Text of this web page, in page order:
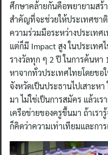
ศึกษาคล้ายกันคือพยายามสร้
สำคัญที่จะช่วยให้ประเทศชา
ความร่วมมือระหว่างประเทศ
แต่ก็มี Impact สูง ในประเท
รางวัลทุก ๆ 2 ปี ในการค้นหา
หาจากทั่วประเทศไทยโดยขอ
จังหวัดเป็นประธานไปเสาะห
มา ไม่ใช่เป็นการสมัคร แล้วเร
เครือข่ายของครูขึ้นมา ถ้าเรา
ก็คิดว่าความเท่าเทียมและกา